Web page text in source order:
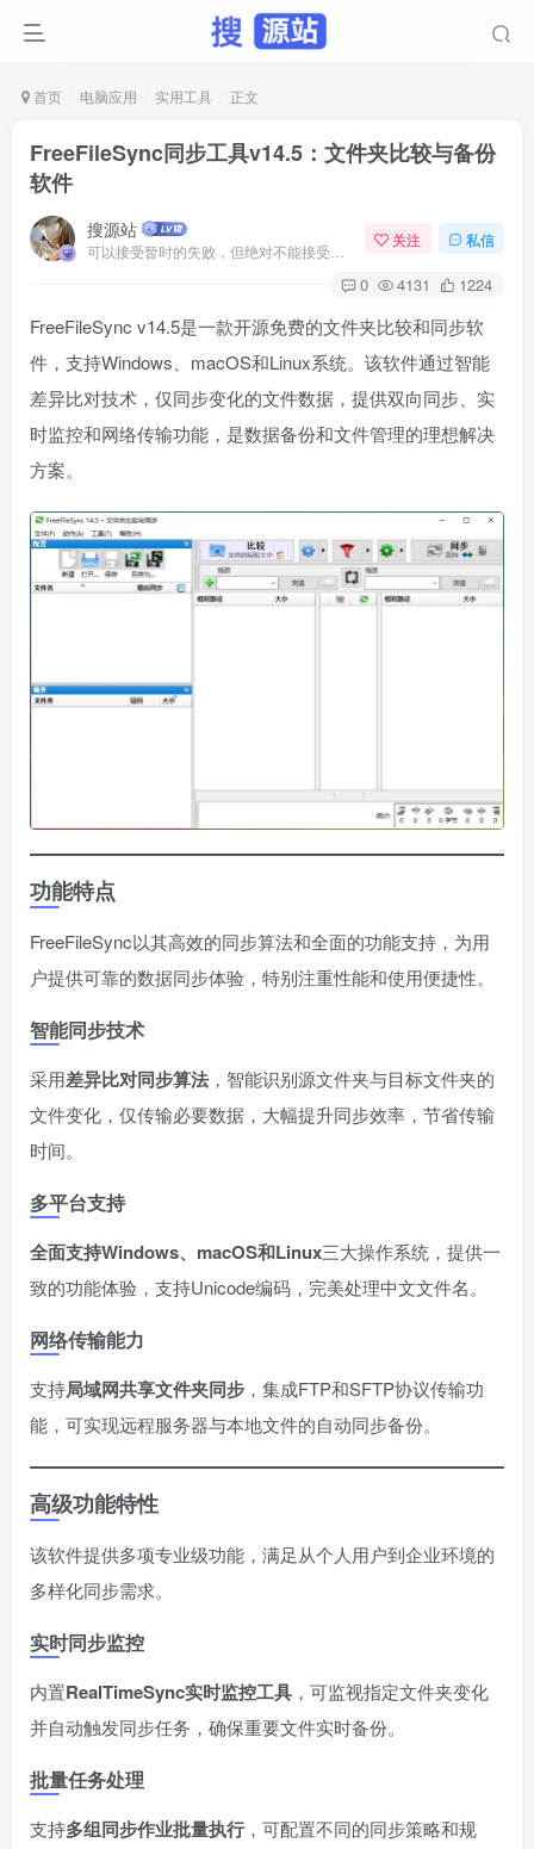
首页 电脑应用 实用工具 正文
FreeFileSync同步工具v14.5：文件夹比较与备份
软件
搜源站 关注 私信
0 4131 1224
FreeFileSync v14.5是一款开源免费的文件夹比较和同步软
件，支持Windows、macOS和Linux系统。该软件通过智能
差异比对技术，仅同步变化的文件数据，提供双向同步、实
时监控和网络传输功能，是数据备份和文件管理的理想解决
方案。
功能特点
FreeFileSync以其高效的同步算法和全面的功能支持，为用
户提供可靠的数据同步体验，特别注重性能和使用便捷性。
智能同步技术
采用​​差异比对同步算法​ ​，智能识别源文件夹与目标文件夹的
文件变化，仅传输必要数据，大幅提升同步效率，节省传输
时间。
多平台支持
​全面支持Windows、macOS和Linux​​三大操作系统，提供一
致的功能体验，支持Unicode编码，完美处理中文文件名。
网络传输能力
支持​​局域网共享文件夹同步​ ​，集成FTP和SFTP协议传输功
能，可实现远程服务器与本地文件的自动同步备份。
高级功能特性
该软件提供多项专业级功能，满足从个人用户到企业环境的
多样化同步需求。
实时同步监控
内置​​RealTimeSync实时监控工具​ ​，可监视指定文件夹变化
并自动触发同步任务，确保重要文件实时备份。
批量任务处理
支持​​多组同步作业批量执行​​，可配置不同的同步策略和规